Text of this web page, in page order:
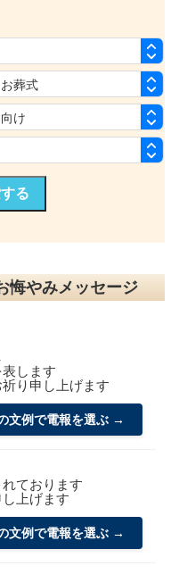
る
悔やみメッセージ
します
り申し上げます
文例で電報を選ぶ →
ております
上げます
文例で電報を選ぶ →